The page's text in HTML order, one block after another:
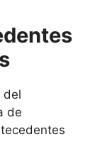
del
de